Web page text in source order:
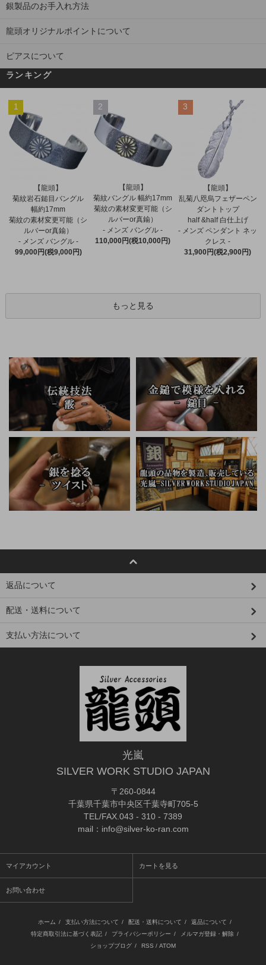
銀製品のお手入れ方法
龍頭オリジナルポイントについて
ピアスについて
ランキング
1
【龍頭】
菊紋岩石鎚目バングル
幅約17mm
菊紋の素材変更可能（シ
ルバーor真鍮）
- メンズ バングル -
99,000円(税9,000円)
2
【龍頭】
菊紋バングル 幅約17mm
菊紋の素材変更可能（シ
ルバーor真鍮）
- メンズ バングル -
110,000円(税10,000円)
3
【龍頭】
乱菊八咫烏フェザーペン
ダントトップ
half &half 白仕上げ
- メンズ ペンダント ネッ
クレス -
31,900円(税2,900円)
もっと見る
返品について
配送・送料について
支払い方法について
光嵐
SILVER WORK STUDIO JAPAN
〒260-0844
千葉県千葉市中央区千葉寺町705-5
TEL/FAX.043 - 310 - 7389
mail：info@silver-ko-ran.com
マイアカウント カートを見る
お問い合わせ
ホーム / 支払い方法について / 配送・送料について / 返品について /
特定商取引法に基づく表記 / プライバシーポリシー / メルマガ登録・解除 /
ショップブログ / RSS / ATOM